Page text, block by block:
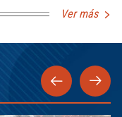
Ver más